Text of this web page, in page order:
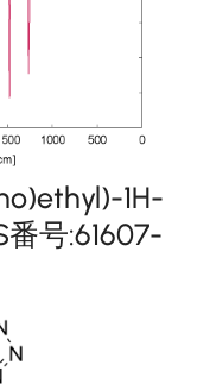
1H-
号:61607-